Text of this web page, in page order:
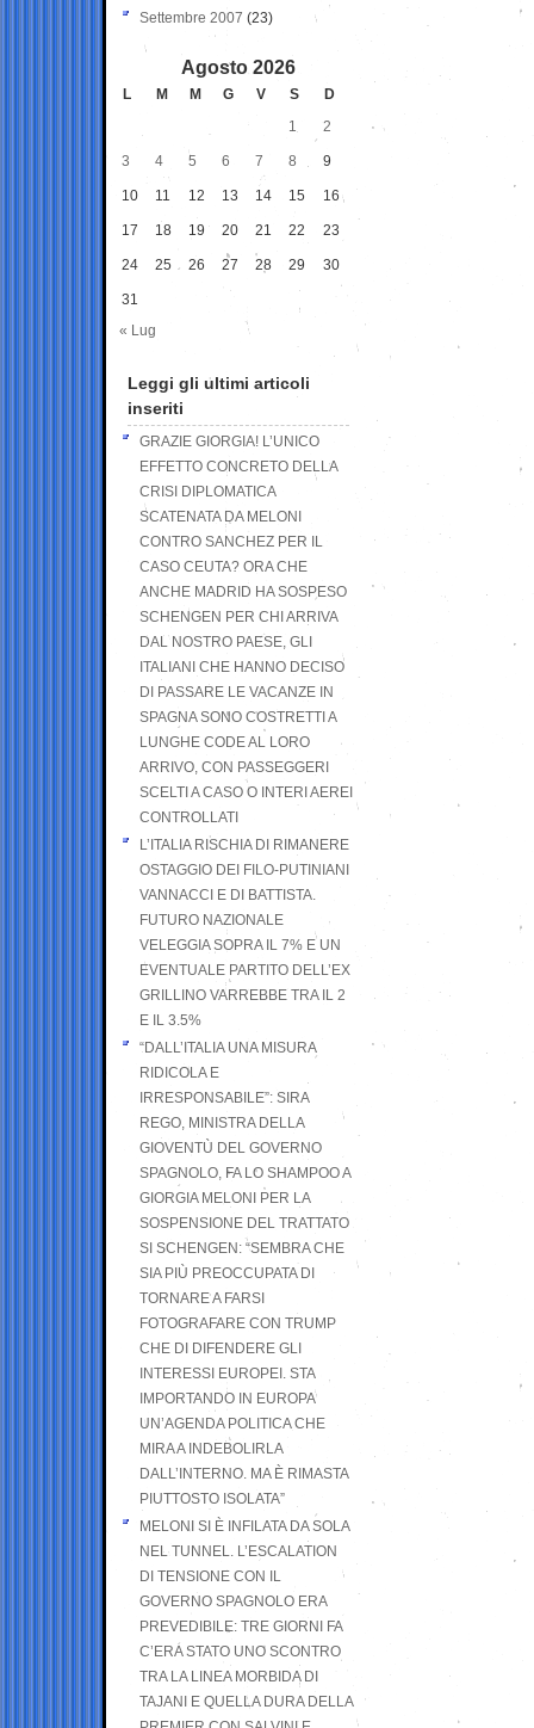
Settembre 2007 (23)
Agosto 2026
L M M G V S
D
1
2
3 4 5 6 7 8 9
10 11 12 13 14 15 16
17 18 19 20 21 22 23
24 25 26 27 28 29 30
31
« Lug
Leggi gli ultimi articoli
inseriti
GRAZIE GIORGIA! L’UNICO
EFFETTO CONCRETO DELLA
CRISI DIPLOMATICA
SCATENATA DA MELONI
CONTRO SANCHEZ PER IL
CASO CEUTA? ORA CHE
ANCHE MADRID HA SOSPESO
SCHENGEN PER CHI ARRIVA
DAL NOSTRO PAESE, GLI
ITALIANI CHE HANNO DECISO
DI PASSARE LE VACANZE IN
SPAGNA SONO COSTRETTI A
LUNGHE CODE AL LORO
ARRIVO, CON PASSEGGERI
SCELTI A CASO O INTERI AEREI
CONTROLLATI
L’ITALIA RISCHIA DI RIMANERE
OSTAGGIO DEI FILO-PUTINIANI
VANNACCI E DI BATTISTA.
FUTURO NAZIONALE
VELEGGIA SOPRA IL 7% E UN
EVENTUALE PARTITO DELL’EX
GRILLINO VARREBBE TRA IL 2
E IL 3.5%
“DALL’ITALIA UNA MISURA
RIDICOLA E
IRRESPONSABILE”: SIRA
REGO, MINISTRA DELLA
GIOVENTÙ DEL GOVERNO
SPAGNOLO, FA LO SHAMPOO A
GIORGIA MELONI PER LA
SOSPENSIONE DEL TRATTATO
SI SCHENGEN: “SEMBRA CHE
SIA PIÙ PREOCCUPATA DI
TORNARE A FARSI
FOTOGRAFARE CON TRUMP
CHE DI DIFENDERE GLI
INTERESSI EUROPEI. STA
IMPORTANDO IN EUROPA
UN’AGENDA POLITICA CHE
MIRA A INDEBOLIRLA
DALL’INTERNO. MA È RIMASTA
PIUTTOSTO ISOLATA”
MELONI SI È INFILATA DA SOLA
NEL TUNNEL. L’ESCALATION
DI TENSIONE CON IL
GOVERNO SPAGNOLO ERA
PREVEDIBILE: TRE GIORNI FA
C’ERA STATO UNO SCONTRO
TRA LA LINEA MORBIDA DI
TAJANI E QUELLA DURA DELLA